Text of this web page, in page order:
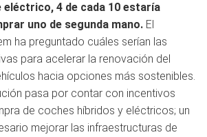
eléctrico, 4 de cada 10 estaría
uno de segunda mano. El
ha preguntado cuáles serían las
para acelerar la renovación del
hacia opciones más sostenibles.
pasa por contar con incentivos
de coches híbridos y eléctricos; un
mejorar las infraestructuras de